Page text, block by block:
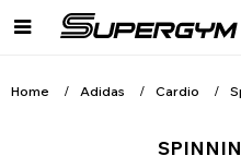

Home Adidas Cardio